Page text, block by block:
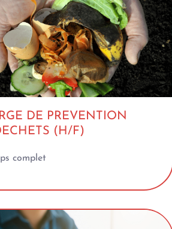
DE PREVENTION
(H/F)
complet